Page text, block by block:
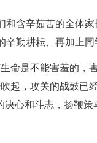
和含辛茹苦的全体
勤耕耘、再加上
命是不能害羞的，
起，攻关的战鼓已
决心和斗志，扬鞭